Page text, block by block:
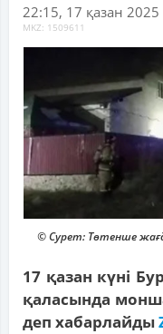
22:15, 17 қазан 2025
MKZ: 1509611
© Сурет: Төтенше
17 қазан күні
қаласында
деп хабарлайды